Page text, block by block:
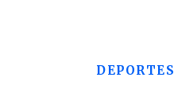
DEPORTES